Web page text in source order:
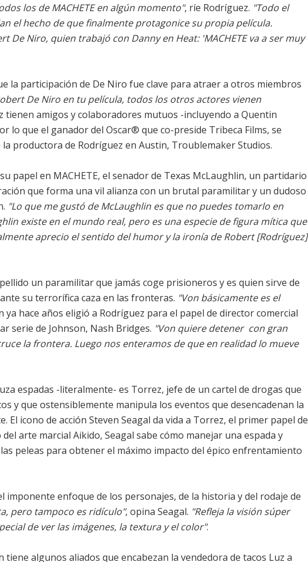
los de MACHETE en algún momento", ríe Rodríguez. "Todo el
el hecho de que finalmente protagonice su propia película.
De Niro, quien trabajó con Danny en Heat: 'MACHETE va a ser muy
la participación de De Niro fue clave para atraer a otros miembros
De Niro en tu película, todos los otros actores vienen
tienen amigos y colaboradores mutuos -incluyendo a Quentin
lo que el ganador del Oscar® que co-preside Tribeca Films, se
productora de Rodríguez en Austin, Troublemaker Studios.
papel en MACHETE, el senador de Texas McLaughlin, un partidario
que forma una vil alianza con un brutal paramilitar y un dudoso
"Lo que me gustó de McLaughlin es que no puedes tomarlo en
existe en el mundo real, pero es una especie de figura mítica que
aprecio el sentido del humor y la ironía de Robert [Rodríguez]
un paramilitar que jamás coge prisioneros y es quien sirve de
su terrorífica caza en las fronteras. "Von básicamente es el
ya hace años eligió a Rodríguez para el papel de director comercial
serie de Johnson, Nash Bridges. "Von quiere detener  con gran
la frontera. Luego nos enteramos de que en realidad lo mueve
espadas -literalmente- es Torrez, jefe de un cartel de drogas que
y que ostensiblemente manipula los eventos que desencadenan la
El icono de acción Steven Seagal da vida a Torrez, el primer papel de
arte marcial Aikido, Seagal sabe cómo manejar una espada y
peleas para obtener el máximo impacto del épico enfrentamiento
imponente enfoque de los personajes, de la historia y del rodaje de
pero tampoco es ridículo", opina Seagal. "Refleja la visión súper
de ver las imágenes, la textura y el color".
algunos aliados que encabezan la vendedora de tacos Luz a